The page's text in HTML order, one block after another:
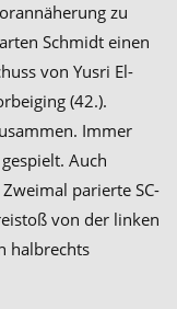
zu
Schmidt einen
von Yusri El-
(42.).
Immer
Auch
parierte SC-
von der linken
halbrechts